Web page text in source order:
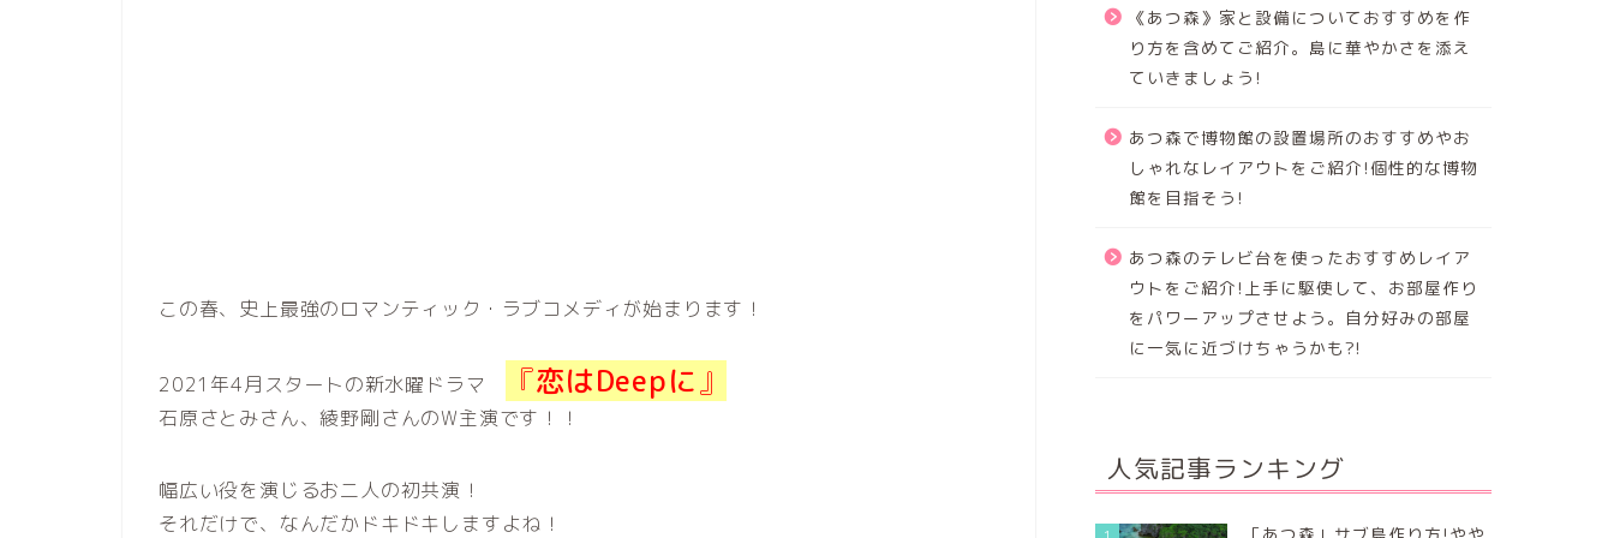
この春、 史上最強のロマンティック・ラブコメディ が始まります！
2021年4月スタートの新水曜ドラマ 『恋はDeepに』
石原さとみさん、綾野剛さんのW主演です！！
幅広い役を演じるお二人の初共演！
それだけで、なんだかドキドキしますよね！
《あつ森》家と設備についておすすめを作
り方を含めてご紹介。島に華やかさを添え
ていきましょう!
あつ森で博物館の設置場所のおすすめやお
しゃれなレイアウトをご紹介!個性的な博物
館を目指そう!
あつ森のテレビ台を使ったおすすめレイア
ウトをご紹介!上手に駆使して、お部屋作り
をパワーアップさせよう。自分好みの部屋
に一気に近づけちゃうかも?!
人気記事ランキング